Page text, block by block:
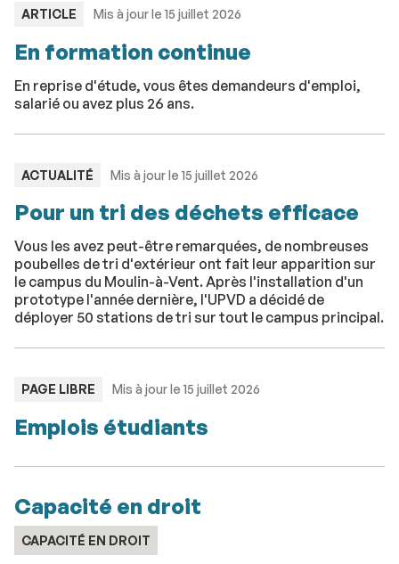
TYPE
ARTICLE Mis à jour le 15 juillet 2026
En formation continue
En reprise d'étude, vous êtes demandeurs d'emploi,
salarié ou avez plus 26 ans.
TYPE
ACTUALITÉ Mis à jour le 15 juillet 2026
Pour un tri des déchets efficace
Vous les avez peut-être remarquées, de nombreuses
poubelles de tri d'extérieur ont fait leur apparition sur
le campus du Moulin-à-Vent. Après l'installation d'un
prototype l'année dernière, l'UPVD a décidé de
déployer 50 stations de tri sur tout le campus principal.
TYPE
PAGE LIBRE Mis à jour le 15 juillet 2026
Emplois étudiants
Capacité en droit
CAPACITÉ EN DROIT